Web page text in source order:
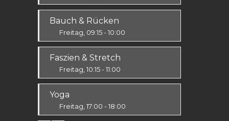
Ausdauer & Kraft
Mittelstufe
Bauch & Rücken
Freitag, 09:15 - 10:00
Fit & Vital
Alle
Faszien & Stretch
Freitag, 10:15 - 11:00
Fit & Vital
Alle
Yoga
Freitag, 17:00 - 18:00